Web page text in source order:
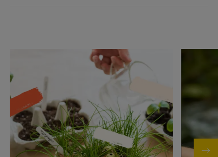
Zahradničení
doma
s
dětmi
mohu
vody?